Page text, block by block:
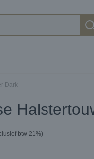
Dark
btw 21%)